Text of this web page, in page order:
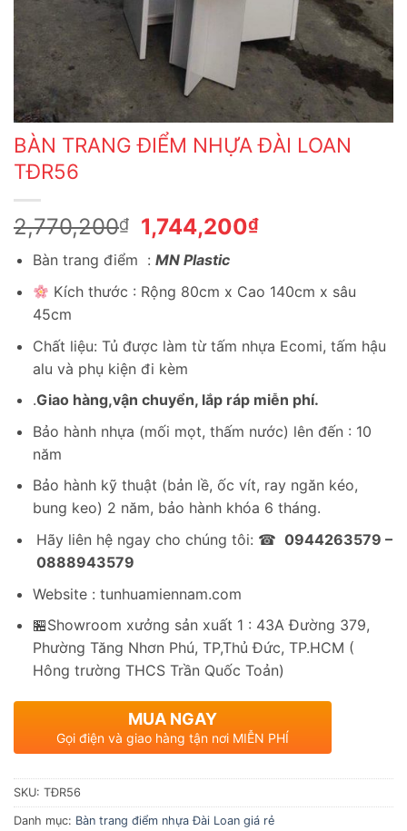
BÀN TRANG ĐIỂM NHỰA ĐÀI LOAN
TĐR56
2,770,200₫
Giá
gốc
là:
2,770,200₫.
1,744,200₫Giá
là:
Bàn trang điểm : MN Plastic
Kích thước : Rộng 80cm x Cao 140cm x sâu
45cm
Chất liệu: Tủ được làm từ tấm nhựa Ecomi, tấm hậu
alu và phụ kiện đi kèm
.Giao hàng,vận chuyển, lắp ráp miễn phí.
Bảo hành nhựa (mối mọt, thấm nước) lên đến : 10
năm
Bảo hành kỹ thuật (bản lề, ốc vít, ray ngăn kéo,
bung keo) 2 năm, bảo hành khóa 6 tháng.
Hãy liên hệ ngay cho chúng tôi: ☎ 0944263579 –
0888943579
Website : tunhuamiennam.com
🏪Showroom xưởng sản xuất 1 : 43A Đường 379,
Phường Tăng Nhơn Phú, TP,Thủ Đức, TP.HCM (
Hông trường THCS Trần Quốc Toản)
MUA NGAY
Gọi điện và giao hàng tận nơi MIỄN PHÍ
SKU: TĐR56
Danh mục: Bàn trang điểm nhựa Đài Loan giá rẻ